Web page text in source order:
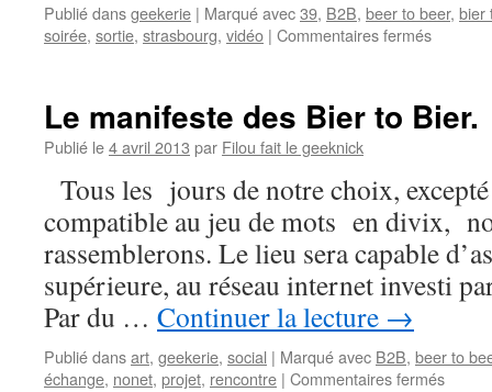
Publié dansgeekerie | Marqué avec39, B2B, beer to beer, bier
soirée, sortie, strasbourg, vidéo | Commentaires ferméssur
19
Le manifeste des Bier to Bier.
Publié le4 avril 2013 par Filou fait le geeknick
Tous les jours de notre choix,
compatible au jeu de mots en divix,
rassemblerons. Le lieu sera capable
supérieure, au réseau internet investi
Par du … Continuer la lecture →
Publié dansart, geekerie, social | Marqué avec B2B, beer to
échange, nonet, projet, rencontre | Commentaires ferméssur